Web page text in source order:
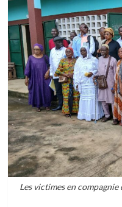
Les victimes en